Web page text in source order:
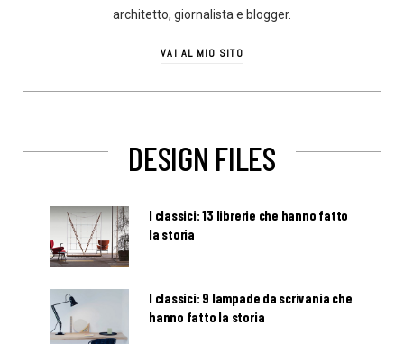
architetto, giornalista e blogger.
VAI AL MIO SITO
DESIGN FILES
I classici: 13 librerie che hanno fatto
la storia
I classici: 9 lampade da scrivania che
hanno fatto la storia